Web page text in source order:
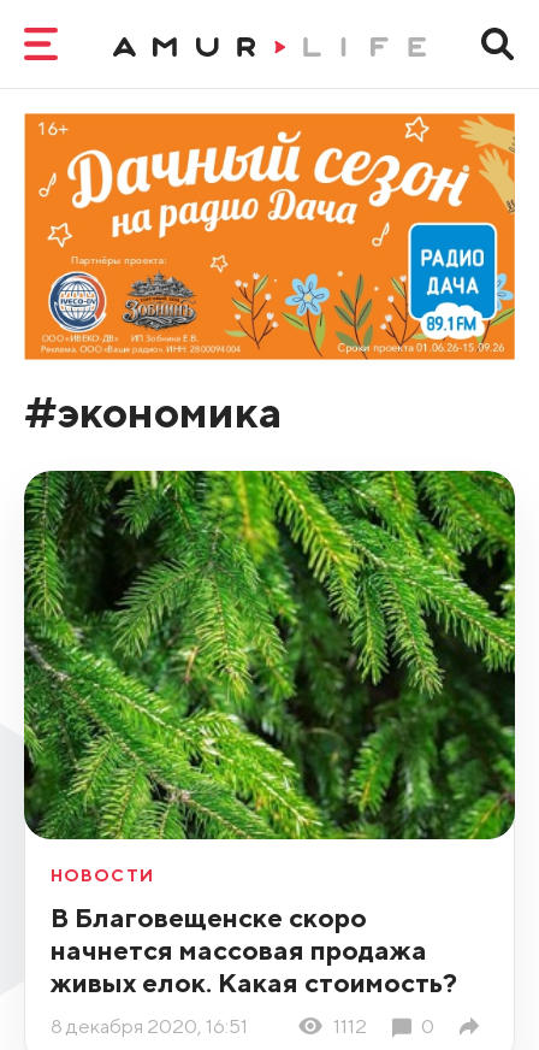
#экономика
НОВОСТИ
В Благовещенске скоро
начнется массовая продажа
живых елок. Какая стоимость?
8 декабря 2020, 16:51 1112 0